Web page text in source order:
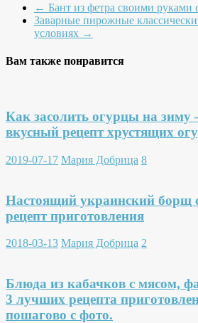
← Бант из фетра своими руками
Заварные пирожные
условиях →
Вам также понравится
Как засолить огурцы на зиму
вкусный рецепт хрустящих
2019-07-17 Мария Добрица 8
Настоящий украинский борщ
рецепт приготовления
2018-03-13 Мария Добрица 2
Блюда из кабачков с мясом,
3 лучших рецепта
пошагово с фото.